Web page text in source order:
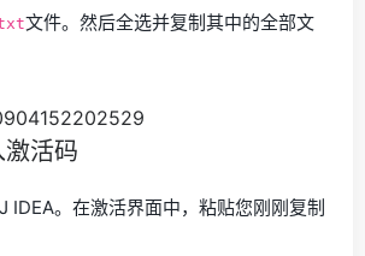
文件。然后全选并复制其中的全部文
活码
IDEA。在激活界面中，粘贴您刚刚复制